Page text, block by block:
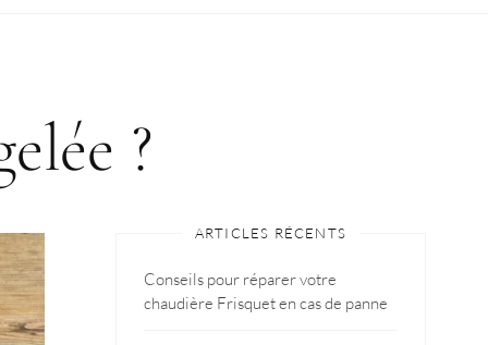
?
ARTICLES RÉCENTS
Conseils pour réparer votre
chaudière Frisquet en cas de panne